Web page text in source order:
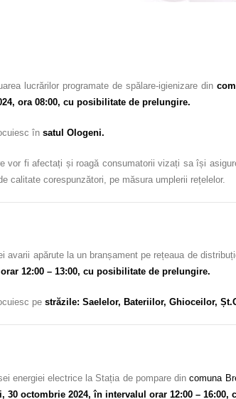
lucrărilor programate de spălare-igienizare din c
ora 08:00, cu posibilitate de prelungire.
în satul Ologeni.
vor fi afectați și roagă consumatorii vizați sa își
calitate corespunzători, pe măsura umplerii rețelelor.
avarii apărute la un branșament pe rețeaua de
12:00 – 13:00, cu posibilitate de prelungire.
pe străzile: Saelelor, Bateriilor, Ghioceilor,
energiei electrice la Stația de pompare dincomuna
30 octombrie 2024, în intervalul orar 12:00 –